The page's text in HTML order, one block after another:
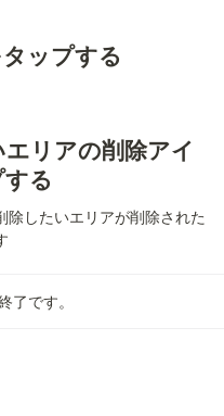
ップする
リアの削除アイ
る
除したいエリアが削除された
了です。